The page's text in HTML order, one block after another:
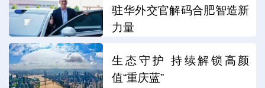
驻华外交官解码合肥智造新
力量
生态守护 持续解锁高颜
值“重庆蓝”